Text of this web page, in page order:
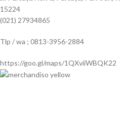
15224
(021) 27934865
Tlp / wa ; 0813-3956-2884
https://goo.gl/maps/1QXviiWBQK22